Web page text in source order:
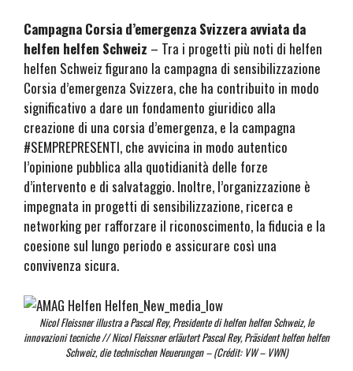
Campagna Corsia d’emergenza Svizzera avviata da
helfen helfen Schweiz – Tra i progetti più noti di helfen
helfen Schweiz figurano la campagna di sensibilizzazione
Corsia d’emergenza Svizzera, che ha contribuito in modo
significativo a dare un fondamento giuridico alla
creazione di una corsia d’emergenza, e la campagna
#SEMPREPRESENTI, che avvicina in modo autentico
l’opinione pubblica alla quotidianità delle forze
d’intervento e di salvataggio. Inoltre, l’organizzazione è
impegnata in progetti di sensibilizzazione, ricerca e
networking per rafforzare il riconoscimento, la fiducia e la
coesione sul lungo periodo e assicurare così una
convivenza sicura.
Nicol Fleissner illustra a Pascal Rey, Presidente di helfen helfen Schweiz, le
innovazioni tecniche // Nicol Fleissner erläutert Pascal Rey, Präsident helfen helfen
Schweiz, die technischen Neuerungen – (Crédit: VW – VWN)